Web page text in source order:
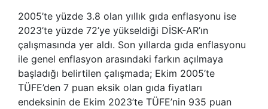
2005’te yüzde 3.8 olan yıllık gıda enflasyonu ise
2023’te yüzde 72’ye yükseldiği DİSK-AR’ın
çalışmasında yer aldı. Son yıllarda gıda enflasyonu
ile genel enflasyon arasındaki farkın açılmaya
başladığı belirtilen çalışmada; Ekim 2005’te
TÜFE’den 7 puan eksik olan gıda fiyatları
endeksinin de Ekim 2023’te TÜFE’nin 935 puan